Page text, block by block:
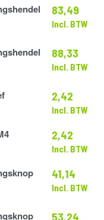
83,49
Incl. BTW
88,33
Incl. BTW
2,42
Incl. BTW
2,42
Incl. BTW
41,14
Incl. BTW
53,24